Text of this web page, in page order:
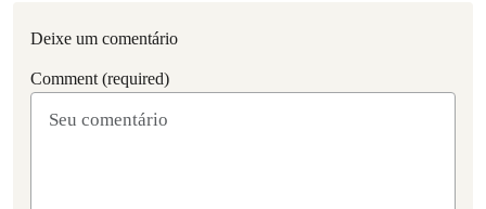
Deixe um comentário
Comment (required)